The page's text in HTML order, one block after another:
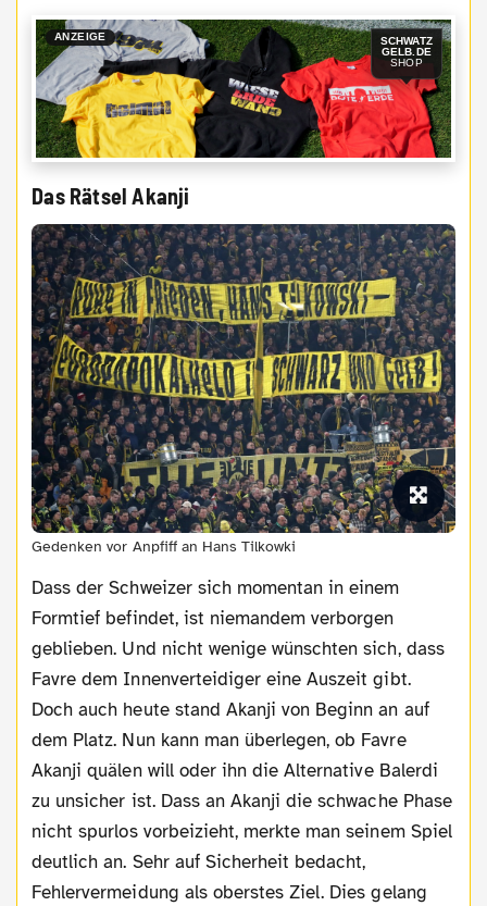
ANZEIGE
SCHWATZ
GELB.DE
SHOP
Das Rätsel Akanji
Gedenken vor Anpfiff an Hans Tilkowki
Dass der Schweizer sich momentan in einem
Formtief befindet, ist niemandem verborgen
geblieben. Und nicht wenige wünschten sich, dass
Favre dem Innenverteidiger eine Auszeit gibt.
Doch auch heute stand Akanji von Beginn an auf
dem Platz. Nun kann man überlegen, ob Favre
Akanji quälen will oder ihn die Alternative Balerdi
zu unsicher ist. Dass an Akanji die schwache Phase
nicht spurlos vorbeizieht, merkte man seinem Spiel
deutlich an. Sehr auf Sicherheit bedacht,
Fehlervermeidung als oberstes Ziel. Dies gelang